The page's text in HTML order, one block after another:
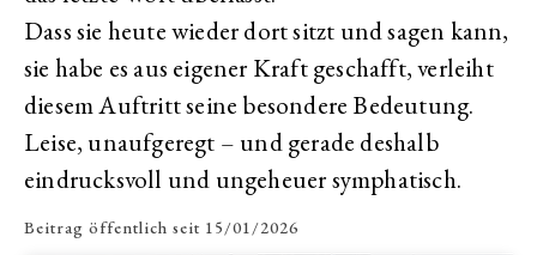
Dass sie heute wieder dort sitzt und sagen kann,
sie habe es aus eigener Kraft geschafft, verleiht
diesem Auftritt seine besondere Bedeutung.
Leise, unaufgeregt – und gerade deshalb
eindrucksvoll und ungeheuer symphatisch.
Beitrag öffentlich seit 15/01/2026